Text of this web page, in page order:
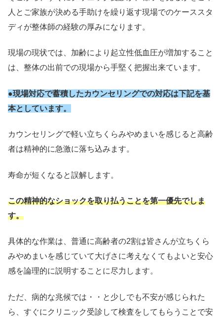
人とご家族が決める手助けを繰り返す現場でのケーススタ
ディが整体師の経験の厚みになります。
現場の現状では、加齢により起立性低血圧が増加すること
は、整体の出前での現場から手堅く把握出来ています。
●現場対応で蓄積したカウンセリングでの対応は下記を基
本としています。
カウンセリングで軽い立ちくらみやめまいを感じると高齢
者は精神的に急激に落ち込みます。
寿命が短くなると誤解します。
この精神的なショックを取り払うことを第一優先でしま
す。
具体的な作業は、普通に高齢者の2割は皆さんが立ちくら
みやめまいを感じていて大げさに考えなくてもよいと安心
感を論理的に説明することに尽力します。
ただ、病的な兆候では・・と少しでも不安が感じられた
ら、すぐにクリニック受診して検査をしてもらうことで安